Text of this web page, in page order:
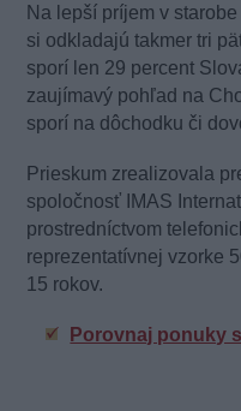
Na lepší príjem v
si odkladajú takmer tri
sporí len 29 percent
zaujímavý pohľad na
sporí na dôchodku či
Prieskum zrealizovala
spoločnosť IMAS
prostredníctvom
reprezentatívnej vzorke
15 rokov.
Porovnaj ponuky